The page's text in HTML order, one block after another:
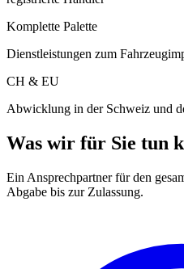
Komplette Palette
Dienstleistungen zum
CH & EU
Abwicklung in der Schweiz und
Was wir für Sie tun
Ein Ansprechpartner für den
Abgabe bis zur Zulassung.